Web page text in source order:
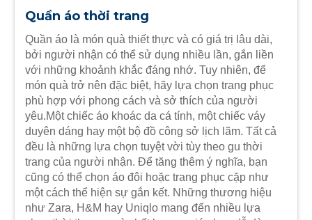
Quần áo thời trang
Quần áo là món quà thiết thực và có giá trị lâu dài,
bởi người nhận có thể sử dụng nhiều lần, gắn liền
với những khoảnh khắc đáng nhớ. Tuy nhiên, để
món quà trở nên đặc biệt, hãy lựa chọn trang phục
phù hợp với phong cách và sở thích của người
yêu.Một chiếc áo khoác da cá tính, một chiếc váy
duyên dáng hay một bộ đồ công sở lịch lãm. Tất cả
đều là những lựa chọn tuyệt vời tùy theo gu thời
trang của người nhận. Để tăng thêm ý nghĩa, bạn
cũng có thể chọn áo đôi hoặc trang phục cặp như
một cách thể hiện sự gắn kết. Những thương hiệu
như Zara, H&M hay Uniqlo mang đến nhiều lựa